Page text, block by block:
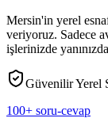
Mersin'in yerel
veriyoruz. Sadece
işlerinizde
Güvenilir Yerel
100+ soru-cevap